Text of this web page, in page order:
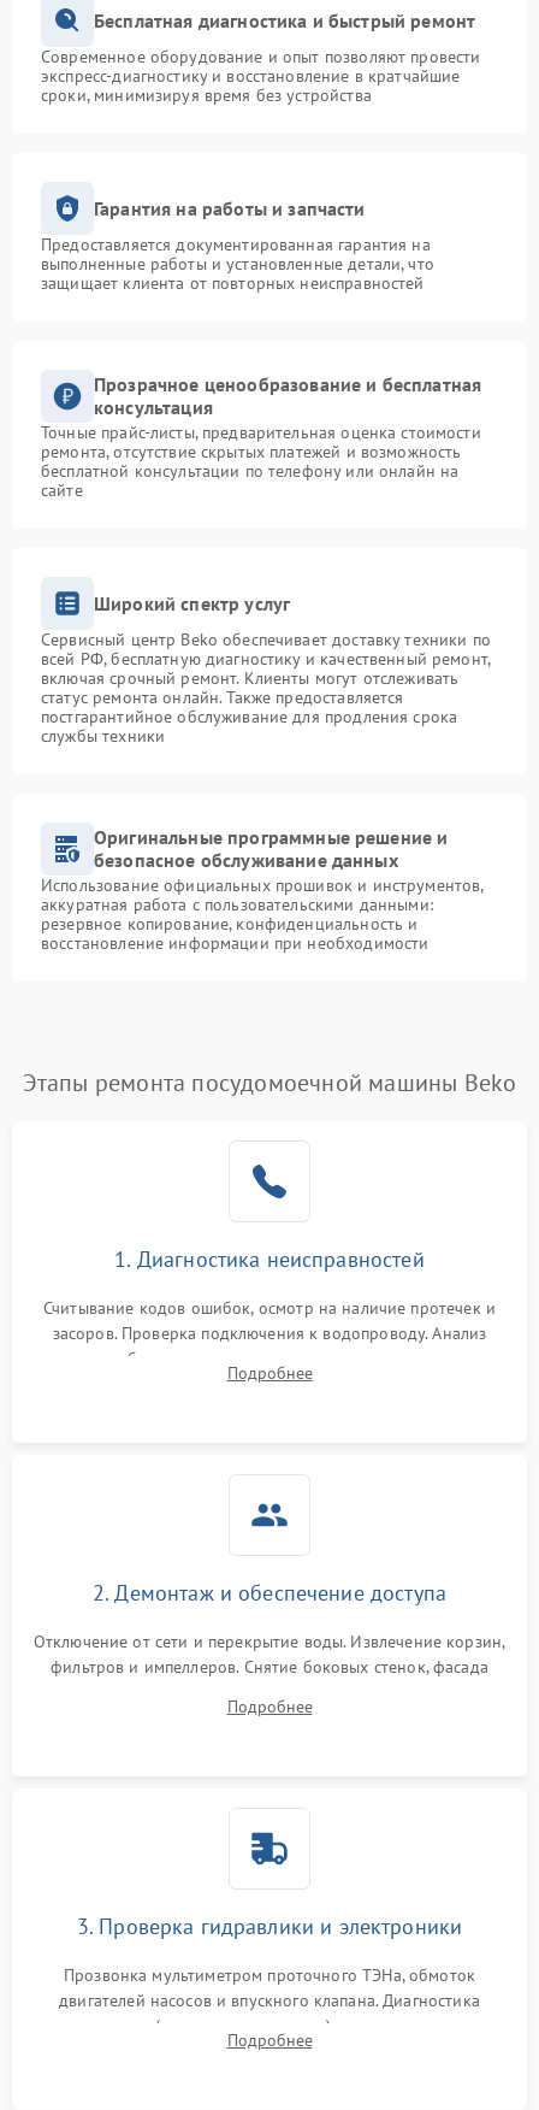
Бесплатная диагностика и быстрый ремонт
Современное оборудование и опыт позволяют провести
экспресс-диагностику и восстановление в кратчайшие
сроки, минимизируя время без устройства
Гарантия на работы и запчасти
Предоставляется документированная гарантия на
выполненные работы и установленные детали, что
защищает клиента от повторных неисправностей
Прозрачное ценообразование и бесплатная
консультация
Точные прайс-листы, предварительная оценка стоимости
ремонта, отсутствие скрытых платежей и возможность
бесплатной консультации по телефону или онлайн на
сайте
Широкий спектр услуг
Сервисный центр Beko обеспечивает доставку техники по
всей РФ, бесплатную диагностику и качественный ремонт,
включая срочный ремонт. Клиенты могут отслеживать
статус ремонта онлайн. Также предоставляется
постгарантийное обслуживание для продления срока
службы техники
Оригинальные программные решение и
безопасное обслуживание данных
Использование официальных прошивок и инструментов,
аккуратная работа с пользовательскими данными:
резервное копирование, конфиденциальность и
восстановление информации при необходимости
Этапы ремонта посудомоечной машины Beko
1. Диагностика неисправностей
Считывание кодов ошибок, осмотр на наличие протечек и
засоров. Проверка подключения к водопроводу. Анализ
жалоб на отсутствие слива, нагрева, вращения
разбрызгивателей или срабатывание системы защиты
Подробнее
2. Демонтаж и обеспечение доступа
Отключение от сети и перекрытие воды. Извлечение корзин,
фильтров и импеллеров. Снятие боковых стенок, фасада
циркуляционному насосу, ТЭНу и сливной помпе.
Подробнее
3. Проверка гидравлики и электроники
Прозвонка мультиметром проточного ТЭНа, обмоток
двигателей насосов и впускного клапана. Диагностика
прессостата (датчика уровня воды), датчика мутности,
концевика дверцы и электронного модуля управления.
Подробнее